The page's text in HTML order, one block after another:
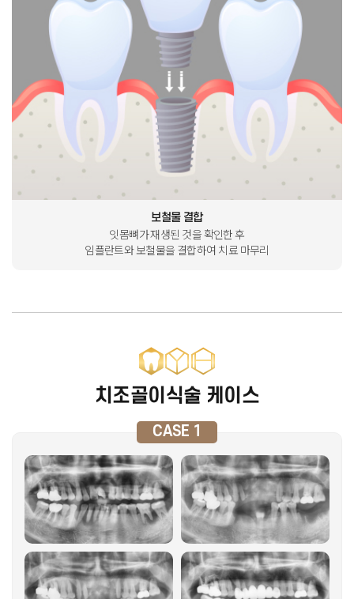
보철물 결합
잇몸뼈가 재생된 것을 확인한 후
임플란트와 보철물을 결합하여 치료 마무리
치조골이식술 케이스
CASE 1